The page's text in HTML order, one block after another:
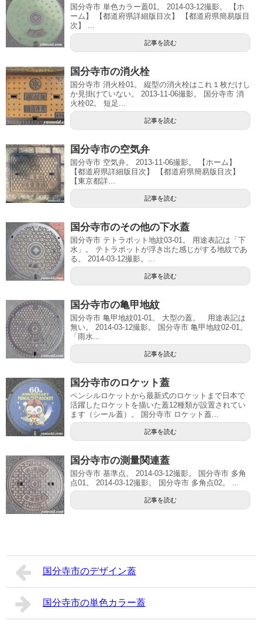
国分寺市 単色カラー蓋01。 2014-03-12撮影。 【ホ
ーム】 【都道府県詳細版目次】 【都道府県簡易版目
次】 ...
記事を読む
国分寺市の消火栓
国分寺市 消火栓01。 縦型の消火栓はこれ１枚だけし
か見掛けていない。 2013-11-06撮影。 国分寺市 消
火栓02。 短足...
記事を読む
国分寺市の空気弁
国分寺市 空気弁。 2013-11-06撮影。 【ホーム】
【都道府県詳細版目次】 【都道府県簡易版目次】
【東京都詳...
記事を読む
国分寺市のその他の下水蓋
国分寺市 テトラポット地紋03-01。 用途表記は「下
水」。 テトラポットが浮き出た感じがする地紋であ
る。 2014-03-12撮影。...
記事を読む
国分寺市の亀甲地紋
国分寺市 亀甲地紋01-01。 大型の蓋。 用途表記は
無い。 2014-03-12撮影。 国分寺市 亀甲地紋02-01。
「雨水...
記事を読む
国分寺市のロケット蓋
ペンシルロケットから最新式のロケットまで日本で
活躍したロケットを描いた蓋12種類が設置されてい
ます（シール蓋）。 国分寺市 ロケット蓋...
記事を読む
国分寺市の測量関連蓋
国分寺市 基準点。 2014-03-12撮影。 国分寺市 多角
点01。 2014-03-12撮影。 国分寺市 多角点02。 ...
記事を読む
国分寺市のデザイン蓋
国分寺市の単色カラー蓋